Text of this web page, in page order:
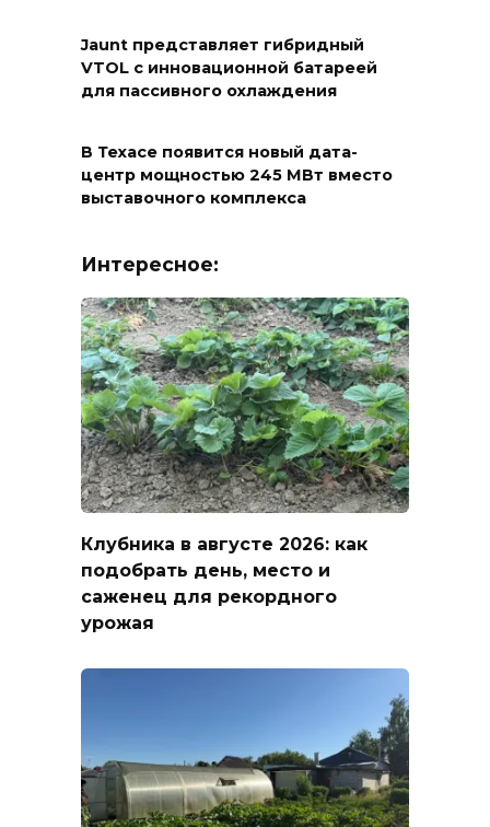
Jaunt представляет гибридный
VTOL с инновационной батареей
для пассивного охлаждения
В Техасе появится новый дата-
центр мощностью 245 МВт вместо
выставочного комплекса
Интересное:
Клубника в августе 2026: как
подобрать день, место и
саженец для рекордного
урожая